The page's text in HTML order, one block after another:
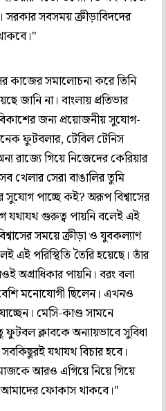
সবসময় ক্রীড়াবিদদের
কাজের সমালোচনা করে তিনি
জানি না। বাংলায় প্রতিভার
জন্য প্রয়োজনীয় সুযোগ-
ফুটবলার, টেবিল টেনিস
গিয়ে নিজেদের কেরিয়ার
খেলার সেরা বাঙালির তুমি
পাচ্ছে কই? অরূপ বিশ্বাসের
যথাযথ গুরুত্ব পায়নি বলেই এই
সময়ে ক্রীড়া ও যুবকল্যাণ
এই পরিস্থিতি তৈরি হয়েছে। তাঁর
অগ্রাধিকার পায়নি। বরং বলা
মনোযোগী ছিলেন। এখনও
মেসি-কাণ্ড সামনে
ক্লাবকে অন্যায়ভাবে সুবিধা
যথাযথ বিচার হবে।
আরও এগিয়ে নিয়ে গিয়ে
আমাদের ফোকাস থাকবে।"